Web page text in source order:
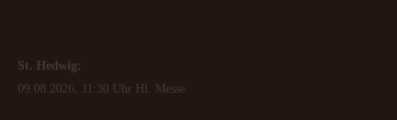
St. Hedwig:
09.08.2026, 11:30 Uhr Hl. Messe